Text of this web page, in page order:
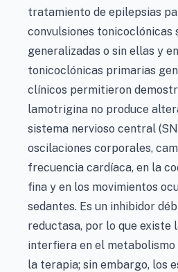
tratamiento de epilepsias
convulsiones tonicoclónicas
generalizadas o sin ellas y
tonicoclónicas primarias
clínicos permitieron
lamotrigina no produce
sistema nervioso central
oscilaciones corporales,
frecuencia cardíaca, en la
fina y en los movimientos
sedantes. Es un inhibidor
reductasa, por lo que existe
interfiera en el
la terapia; sin embargo, los